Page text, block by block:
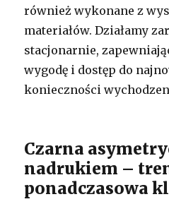
również wykonane z
materiałów. Działamy
stacjonarnie,
wygodę i dostęp do
konieczności
Czarna
nadrukiem –
ponadczasowa